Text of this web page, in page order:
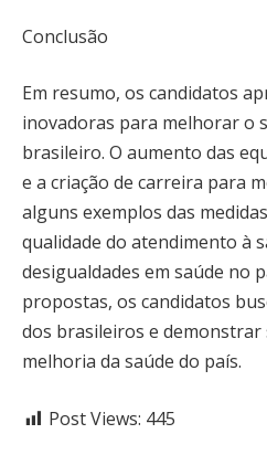
Conclusão
Em resumo, os candidatos
inovadoras para melhorar o
brasileiro. O aumento das
e a criação de carreira para
alguns exemplos das
qualidade do atendimento à
desigualdades em saúde no
propostas, os candidatos
dos brasileiros e demonstrar
melhoria da saúde do país.
Post Views: 445